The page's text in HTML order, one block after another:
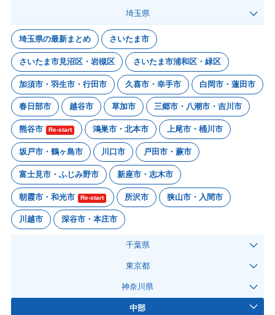
埼玉県
埼玉県の最新まとめ さいたま市
さいたま市見沼区・岩槻区 さいたま市浦和区・緑区
加須市・羽生市・行田市 久喜市・幸手市 白岡市・蓮田市
春日部市 越谷市 草加市 三郷市・八潮市・吉川市
熊谷市 Re-start 鴻巣市・北本市 上尾市・桶川市
坂戸市・鶴ヶ島市 川口市 戸田市・蕨市
富士見市・ふじみ野市 新座市・志木市
朝霞市・和光市 Re-start 所沢市 狭山市・入間市
川越市 深谷市・本庄市
千葉県
東京都
神奈川県
中部